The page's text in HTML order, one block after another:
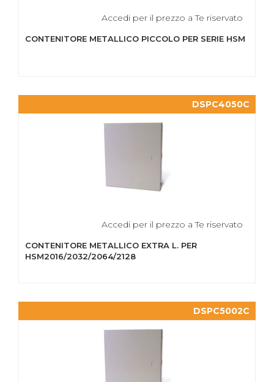
Accedi per il prezzo a Te riservato
CONTENITORE METALLICO PICCOLO PER SERIE HSM
DSPC4050C
Accedi per il prezzo a Te riservato
CONTENITORE METALLICO EXTRA L. PER
HSM2016/2032/2064/2128
DSPC5002C